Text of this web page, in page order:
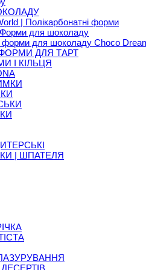
| Полікарбонатні форми
для шоколаду
форми для шоколаду Choco
ДЛЯ ТАРТ
І КІЛЬЦЯ
| ШПАТЕЛЯ